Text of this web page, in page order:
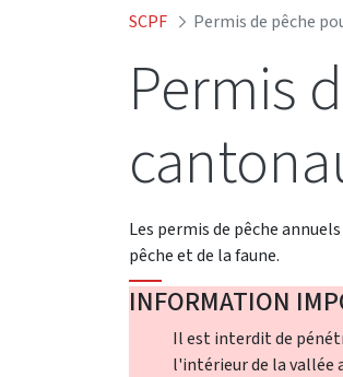
SCPF Permis de pêche
Permis
Les permis de pêche
pêche et de la faune.
INFORMATION
Il est interdit de
l'intérieur de la vallée